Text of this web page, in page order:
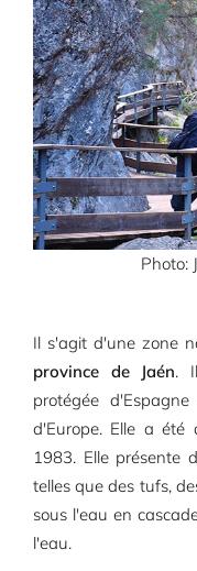
Photo:
Il s'agit d'une zone
province de Jaén.
protégée
d'Europe. Elle a été
1983. Elle présente
telles que des tufs,
sous l'eau en
l'eau.